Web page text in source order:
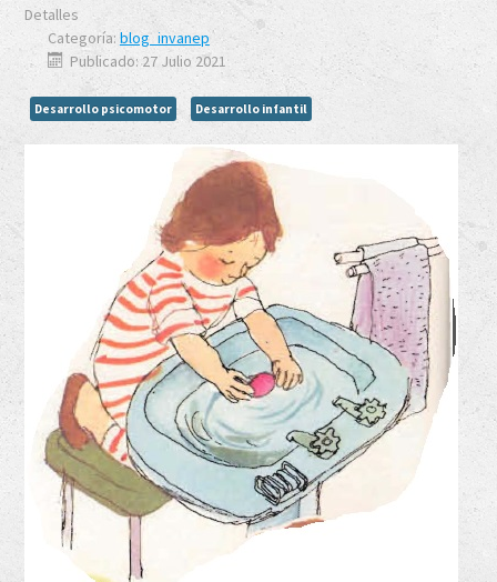
Detalles
Categoría: blog_invanep
Publicado: 27 Julio 2021
Desarrollo psicomotor Desarrollo infantil